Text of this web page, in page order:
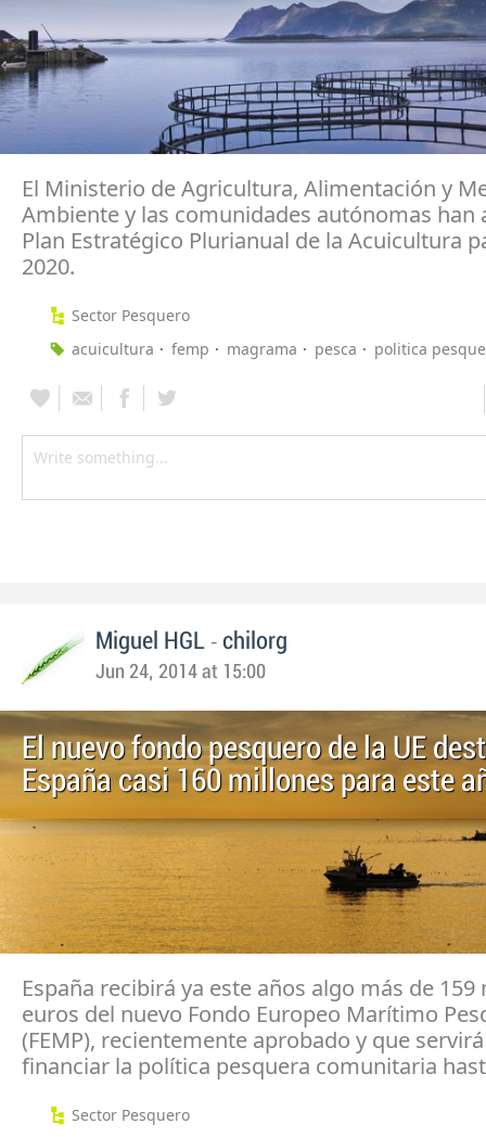
El Ministerio de Agricultura, Alimentación y
Ambiente y las comunidades autónomas han
Plan Estratégico Plurianual de la Acuicultura
2020.
Sector Pesquero
acuicultura
femp magrama pesca politica
Miguel HGL - chilorg
Jun 24, 2014 at 15:00
El nuevo fondo pesquero de la UE
España casi 160 millones para este
España recibirá ya este años algo más de
euros del nuevo Fondo Europeo Marítimo
(FEMP), recientemente aprobado y que
financiar la política pesquera comunitaria
Sector Pesquero